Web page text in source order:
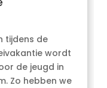
tijdens de
wordt
de jeugd in
Zo hebben we